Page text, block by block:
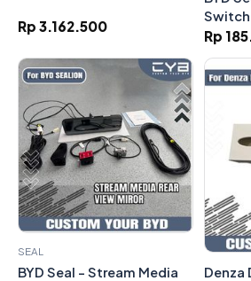
Rp 3.162.500
Switch
Rp
SEAL
BYD Seal - Stream Media
Denza